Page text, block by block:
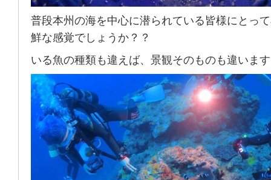
普段本州の海を中心に潜られている皆様にとっ
鮮な感覚でしょうか？？
いる魚の種類も違えば、景観そのものも違いま